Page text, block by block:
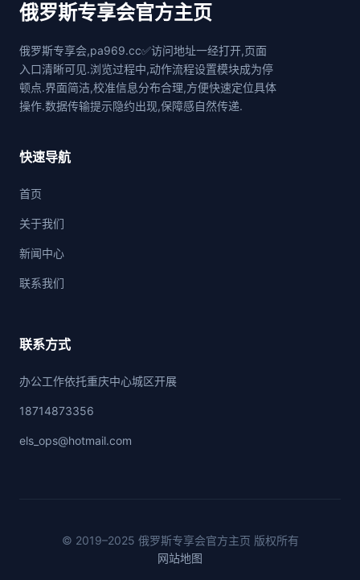
俄罗斯专享会官方主页
俄罗斯专享会,pa969.cc✅访问地址一经打开,页面
入口清晰可见.浏览过程中,动作流程设置模块成为停
顿点.界面简洁,校准信息分布合理,方便快速定位具体
操作.数据传输提示隐约出现,保障感自然传递.
快速导航
首页
关于我们
新闻中心
联系我们
联系方式
办公工作依托重庆中心城区开展
18714873356
els_ops@hotmail.com
© 2019–2025 俄罗斯专享会官方主页 版权所有
网站地图